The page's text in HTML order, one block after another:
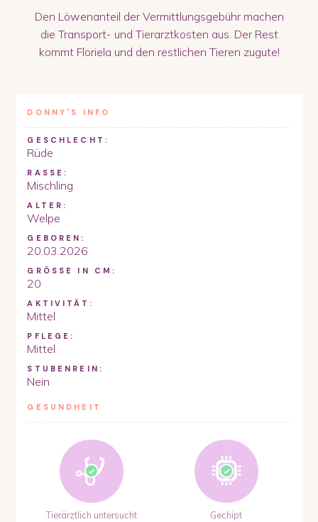
Den Löwenanteil der Vermittlungsgebühr machen
die Transport- und Tierarztkosten aus. Der Rest
kommt Floriela und den restlichen Tieren zugute!
DONNY 'S INFO
GESCHLECHT:
Rüde
RASSE:
Mischling
ALTER:
Welpe
GEBOREN:
20.03.2026
GRÖSSE IN CM:
20
AKTIVITÄT:
Mittel
PFLEGE:
Mittel
STUBENREIN:
Nein
GESUNDHEIT
Tierärztlich untersucht Gechipt